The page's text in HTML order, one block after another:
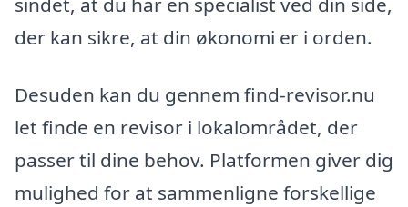
der kan sikre, at din økonomi er i orden.
Desuden kan du gennem find-revisor.nu
let finde en revisor i lokalområdet, der
passer til dine behov. Platformen giver dig
mulighed for at sammenligne forskellige